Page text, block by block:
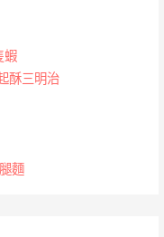
蝦
酥三明治
麵